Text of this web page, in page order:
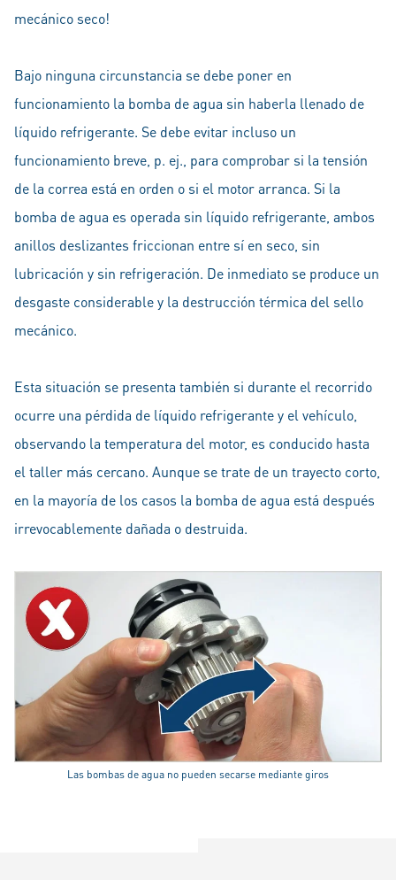
mecánico seco!
Bajo ninguna circunstancia se debe poner en
funcionamiento la bomba de agua sin haberla llenado de
líquido refrigerante. Se debe evitar incluso un
funcionamiento breve, p. ej., para comprobar si la tensión
de la correa está en orden o si el motor arranca. Si la
bomba de agua es operada sin líquido refrigerante, ambos
anillos deslizantes friccionan entre sí en seco, sin
lubricación y sin refrigeración. De inmediato se produce un
desgaste considerable y la destrucción térmica del sello
mecánico.
Esta situación se presenta también si durante el recorrido
ocurre una pérdida de líquido refrigerante y el vehículo,
observando la temperatura del motor, es conducido hasta
el taller más cercano. Aunque se trate de un trayecto corto,
en la mayoría de los casos la bomba de agua está después
irrevocablemente dañada o destruida.
Las bombas de agua no pueden secarse mediante giros